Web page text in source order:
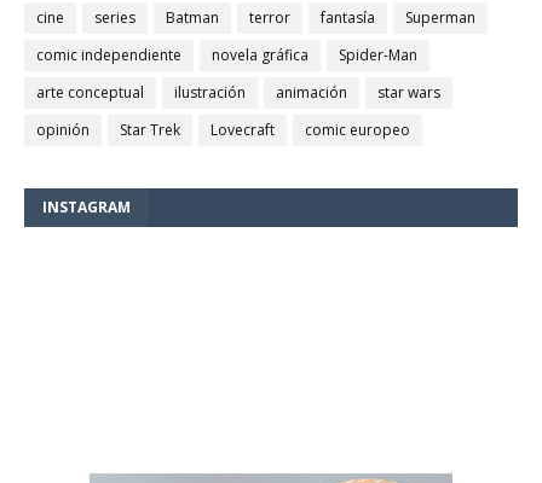
cine series Batman terror fantasía
Superman
comic independiente
novela gráfica
Spider-Man
arte conceptual
ilustración animación
star wars
opinión
Star Trek Lovecraft comic europeo
INSTAGRAM